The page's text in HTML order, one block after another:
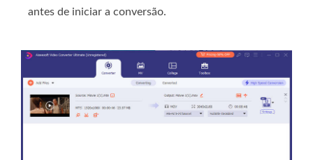
antes de iniciar a conversão.